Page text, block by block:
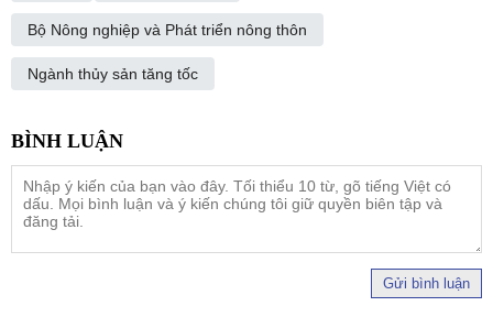
Bộ Nông nghiệp và Phát triển nông thôn
Ngành thủy sản tăng tốc
Gửi bình luận